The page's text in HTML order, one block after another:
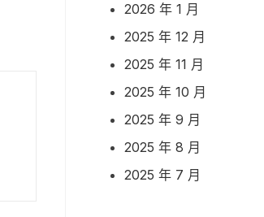
2026 年 1 月
2025 年 12 月
2025 年 11 月
2025 年 10 月
2025 年 9 月
2025 年 8 月
2025 年 7 月